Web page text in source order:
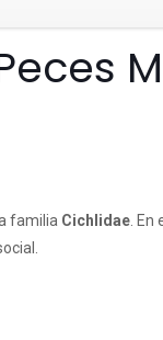
familia Cichlidae. En